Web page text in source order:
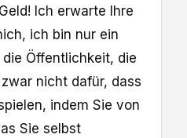
Ich erwarte Ihre
ich bin nur ein
die Öffentlichkeit, die
nicht dafür, dass
indem Sie von
Sie selbst